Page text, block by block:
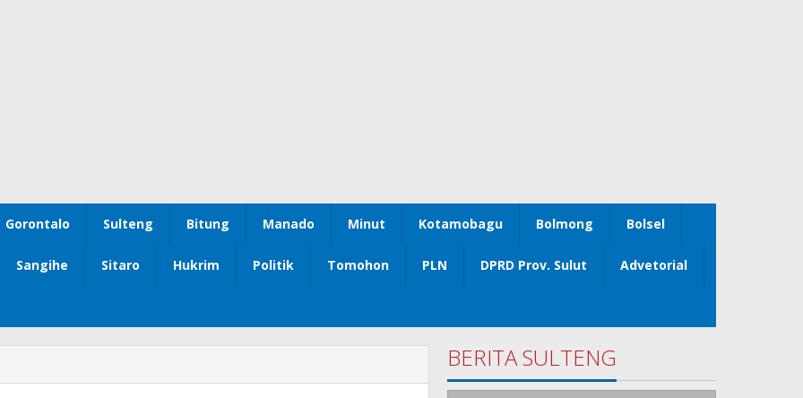
Gorontalo Sulteng Bitung Manado Minut Kotamobagu Bolmong Bolsel
Sangihe Sitaro Hukrim Politik Tomohon PLN DPRD Prov. Sulut Advetorial
BERITA SULTENG